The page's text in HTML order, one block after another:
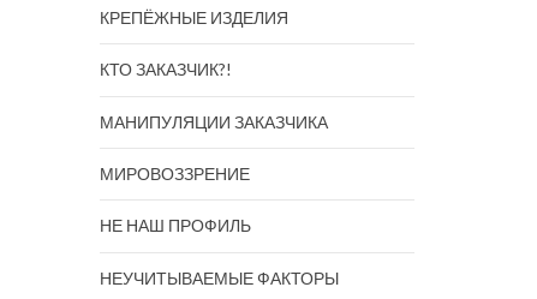
КРЕПЁЖНЫЕ ИЗДЕЛИЯ
КТО ЗАКАЗЧИК?!
МАНИПУЛЯЦИИ ЗАКАЗЧИКА
МИРОВОЗЗРЕНИЕ
НЕ НАШ ПРОФИЛЬ
НЕУЧИТЫВАЕМЫЕ ФАКТОРЫ